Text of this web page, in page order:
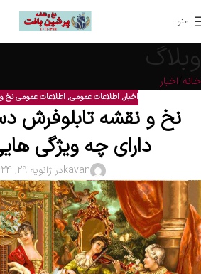
منو
وبلاگ
خانه اخبار
اخبار,اطلاعات عمومی,اطلاعات عمومی نخ
نخ و نقشه تابلوفرش
دارای چه ویژگی
kavanدر ژانویه 29, 2024